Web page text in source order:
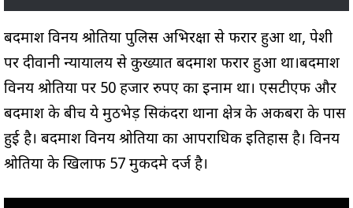
बदमाश विनय श्रोतिया पुलिस अभिरक्षा से फरार हुआ था, पेशी
पर दीवानी न्यायालय से कुख्यात बदमाश फरार हुआ था।बदमाश
विनय श्रोतिया पर 50 हजार रुपए का इनाम था। एसटीएफ और
बदमाश के बीच ये मुठभेड़ सिकंदरा थाना क्षेत्र के अकबरा के पास
हुई है। बदमाश विनय श्रोतिया का आपराधिक इतिहास है। विनय
श्रोतिया के खिलाफ 57 मुकदमे दर्ज है।